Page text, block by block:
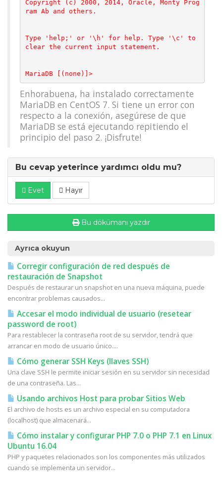
Copyright (c) 2000, 2014, Oracle, Monty Prog
ram Ab and others.
Type 'help;' or '\h' for help. Type '\c' to
clear the current input statement.
MariaDB [(none)]>
Enhorabuena, ha instalado correctamente
MariaDB en CentOS 7. Si tiene un error con
respecto a la conexión, asegúrese de que
MariaDB se está ejecutando repitiendo el
principio del paso 2. ¡Disfrute!
Bu cevap yeterince yardımcı oldu mu?
Evet Hayır
Bu dökümanı yazdır
Ayrıca okuyun
Corregir configuración de red después de
restauración de Snapshot
Después de restaurar un snapshot en una nueva máquina, puede
encontrar problemas causados...
Accesar el modo individual de usuario (resetear
password de root)
Para restablecer la contraseña root de su servidor, tendrá que
arrancar en modo de usuario único....
Cómo generar SSH Keys (llaves SSH)
Una clave SSH le permite iniciar sesión en su servidor sin necesidad
de una contraseña. Las...
Usando archivos Host para probar Sitios Web
El archivo de hosts es un archivo especial en su computadora
(localhost) que almacenará...
Cómo instalar y configurar PHP 7.0 o PHP 7.1 en Linux
Ubuntu 16.04
PHP y paquetes relacionados son los componentes más utilizados
cuando se implementa un servidor...